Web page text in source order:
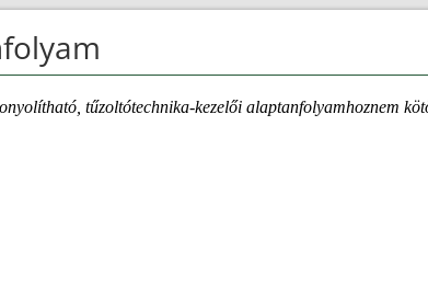
tűzoltótechnika-kezelői alaptanfolyamhoznem